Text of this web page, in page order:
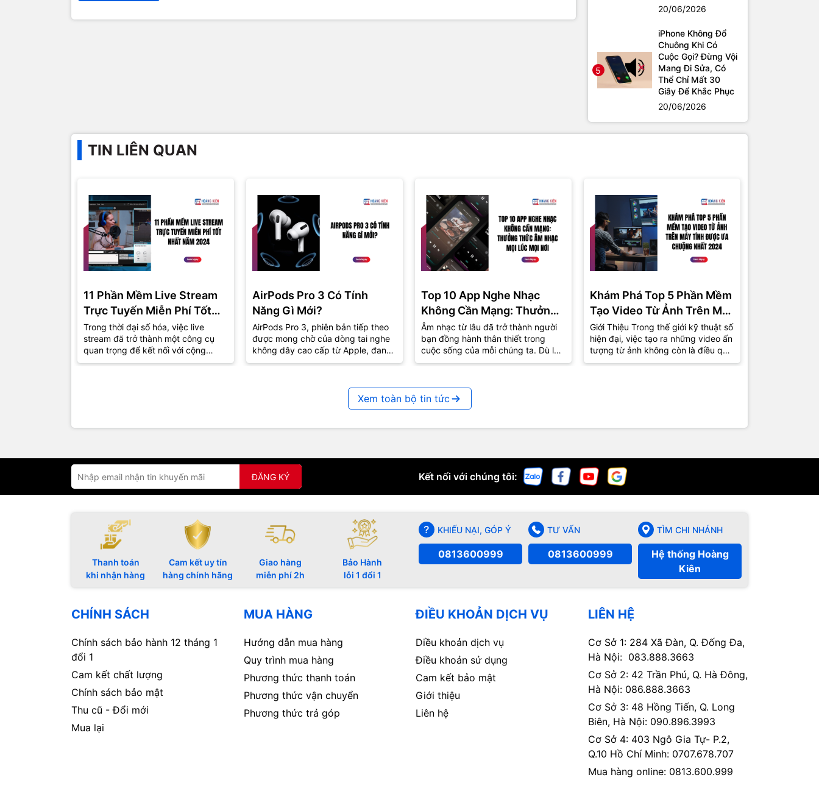
20/06/2026
5
iPhone Không Đổ
Chuông Khi Có
Cuộc Gọi? Đừng Vội
Mang Đi Sửa, Có
Thể Chỉ Mất 30
Giây Để Khắc Phục
20/06/2026
TIN LIÊN QUAN
11 Phần Mềm Live Stream
Trực Tuyến Miễn Phí Tốt
Nhất Năm 2024
Trong thời đại số hóa, việc live
stream đã trở thành một công cụ
quan trọng để kết nối với cộng
đồng và khán giả. Dù bạn là một
AirPods Pro 3 Có Tính
Năng Gì Mới?
AirPods Pro 3, phiên bản tiếp theo
được mong chờ của dòng tai nghe
không dây cao cấp từ Apple, đang
thu hút sự quan tâm lớn từ cộng
Top 10 App Nghe Nhạc
Không Cần Mạng: Thưởng
Thức Âm Nhạc Mọi Nơi
Âm nhạc từ lâu đã trở thành người
bạn đồng hành thân thiết trong
cuộc sống của mỗi chúng ta. Dù là
lúc vui hay buồn, âm nhạc luôn
Khám Phá Top 5 Phần Mềm
Tạo Video Từ Ảnh Trên Máy
Tính Được Ưa Chuộng Nhất
2024
Giới Thiệu Trong thế giới kỹ thuật số
hiện đại, việc tạo ra những video ấn
tượng từ ảnh không còn là điều quá
xa lạ. Từ những bức ảnh kỷ...
Xem toàn bộ tin tức
ĐĂNG KÝ Kết nối với chúng tôi:
Thanh toán
khi nhận hàng
Cam kết uy tín
hàng chính hãng
Giao hàng
miễn phí 2h
Bảo Hành
lỗi 1 đổi 1
KHIẾU NẠI, GÓP Ý
0813600999
TƯ VẤN
0813600999
TÌM CHI NHÁNH
Hệ thống Hoàng
Kiên
CHÍNH SÁCH
Chính sách bảo hành 12 tháng 1
đổi 1
Cam kết chất lượng
Chính sách bảo mật
Thu cũ - Đổi mới
Mua lại
MUA HÀNG
Hướng dẫn mua hàng
Quy trình mua hàng
Phương thức thanh toán
Phương thức vận chuyển
Phương thức trả góp
ĐIỀU KHOẢN DỊCH VỤ
Diều khoản dịch vụ
Điều khoản sử dụng
Cam kết bảo mật
Giới thiệu
Liên hệ
LIÊN HỆ
Cơ Sở 1: 284 Xã Đàn, Q. Đống Đa,
Hà Nội: 083.888.3663
Cơ Sở 2: 42 Trần Phú, Q. Hà Đông,
Hà Nội: 086.888.3663
Cơ Sở 3: 48 Hồng Tiến, Q. Long
Biên, Hà Nội: 090.896.3993
Cơ Sở 4: 403 Ngô Gia Tự- P.2,
Q.10 Hồ Chí Minh: 0707.678.707
Mua hàng online: 0813.600.999